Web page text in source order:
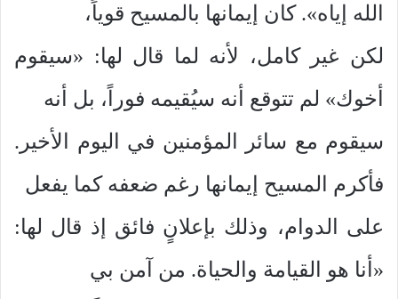
الله إياه». كان إيمانها بالمسيح قوياً،
لكن غير كامل، لأنه لما قال لها: «سيقوم
أخوك» لم تتوقع أنه سيُقيمه فوراً، بل أنه
سيقوم مع سائر المؤمنين في اليوم الأخير.
فأكرم المسيح إيمانها رغم ضعفه كما يفعل
على الدوام، وذلك بإعلانٍ فائق إذ قال لها:
«أنا هو القيامة والحياة. من آمن بي